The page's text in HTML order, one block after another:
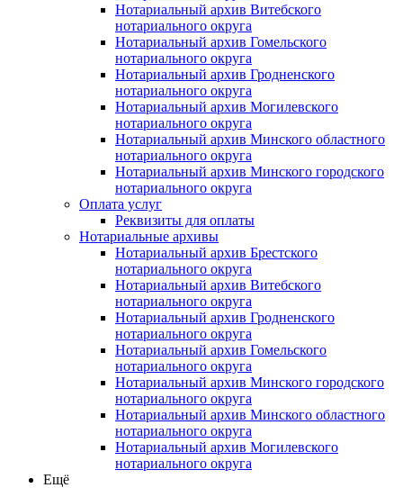
Нотариальный архив Витебского
нотариального округа
Нотариальный архив Гомельского
нотариального округа
Нотариальный архив Гродненского
нотариального округа
Нотариальный архив Могилевского
нотариального округа
Нотариальный архив Минского областного
нотариального округа
Нотариальный архив Минского городского
нотариального округа
Оплата услуг
Реквизиты для оплаты
Нотариальные архивы
Нотариальный архив Брестского
нотариального округа
Нотариальный архив Витебского
нотариального округа
Нотариальный архив Гродненского
нотариального округа
Нотариальный архив Гомельского
нотариального округа
Нотариальный архив Минского городского
нотариального округа
Нотариальный архив Минского областного
нотариального округа
Нотариальный архив Могилевского
нотариального округа
Ещё